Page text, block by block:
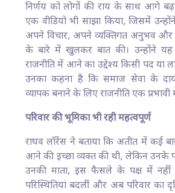
निर्णय को लोगों की राय के साथ आगे
एक वीडियो भी साझा किया, जिसमें
अपने विचार, अपने व्यक्तिगत अनुभव और
के बारे में खुलकर बात की। उन्होंने यह
राजनीति में आने का उद्देश्य किसी पद या
उनका कहना है कि समाज सेवा के
व्यापक बनाने के लिए राजनीति एक
परिवार की भूमिका भी रही महत्वपूर्ण
राघव लॉरेंस ने बताया कि अतीत में कई
आने की इच्छा व्यक्त की थी, लेकिन उनके
उनकी माता, इस फैसले के पक्ष में
परिस्थितियां बदलीं और अब परिवार का